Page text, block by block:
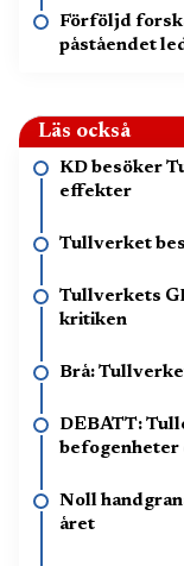
Förföljd
påståendet
Läs också
KD besöker Tullverket –
effekter
Tullverket
Tullverkets
kritiken
Brå:
DEBATT:
befogenheter
Noll
året